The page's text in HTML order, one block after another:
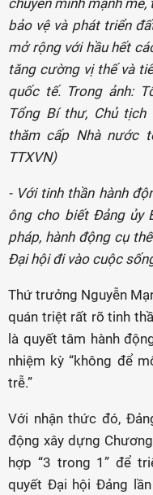
chuyển mình mạnh
bảo vệ và phát triển
mở rộng với hầu hết
tăng cường vị thế và
quốc tế. Trong ảnh:
Tổng Bí thư, Chủ tịch
thăm cấp Nhà nước
TTXVN)
- Với tinh thần hành
ông cho biết Đảng ủy
pháp, hành động cụ
Đại hội đi vào cuộc
Thứ trưởng Nguyễn
quán triệt rất rõ tinh
là quyết tâm hành
nhiệm kỳ “không để
trễ.”
Với nhận thức đó,
động xây dựng
hợp “3 trong 1” để
quyết Đại hội Đảng